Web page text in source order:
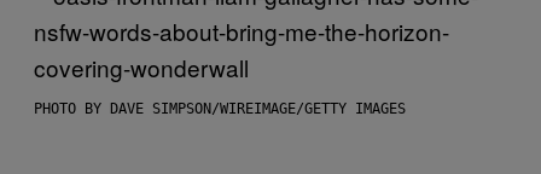
PHOTO BY DAVE SIMPSON/WIREIMAGE/GETTY IMAGES